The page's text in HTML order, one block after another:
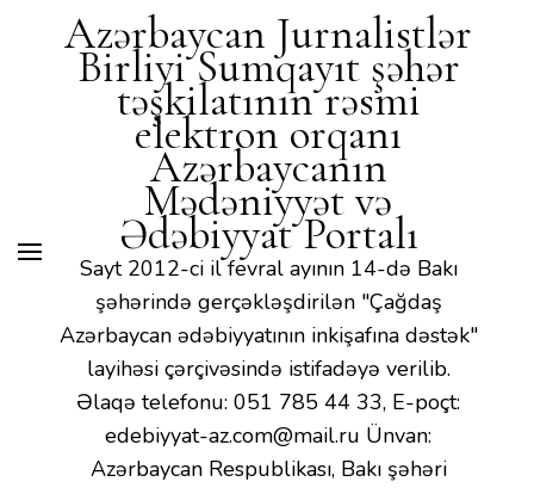
Mədəniyyət və Ədəbiyyat
Portalı
Azərbaycan Jurnalistlər
Birliyi Sumqayıt şəhər
təşkilatının rəsmi
elektron orqanı
Azərbaycanın
Mədəniyyət və
Ədəbiyyat Portalı
Sayt 2012-ci il fevral ayının 14-də Bakı
şəhərində gerçəkləşdirilən "Çağdaş
Azərbaycan ədəbiyyatının inkişafına dəstək"
layihəsi çərçivəsində istifadəyə verilib.
Əlaqə telefonu: 051 785 44 33, E-poçt:
edebiyyat-az.com@mail.ru Ünvan:
Azərbaycan Respublikası, Bakı şəhəri